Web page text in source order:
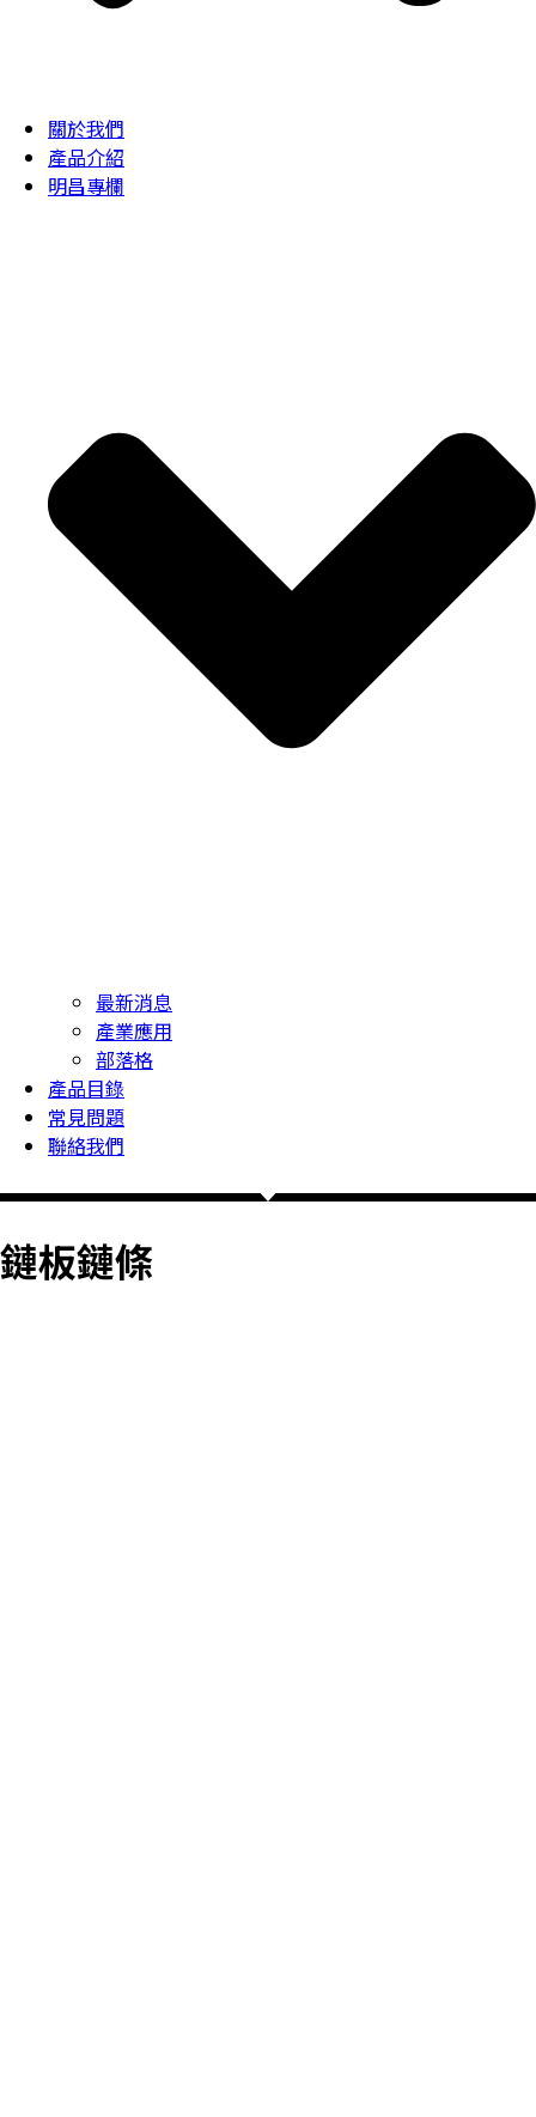
關於我們
產品介紹
明昌專欄
最新消息
產業應用
部落格
產品目錄
常見問題
聯絡我們
鏈板鏈條